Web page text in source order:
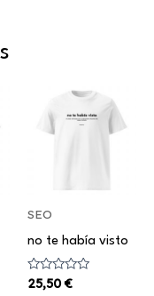
SEO
no te había visto
Valorado
con
25,50€
producto
variantes.
Las
opciones
se
pueden